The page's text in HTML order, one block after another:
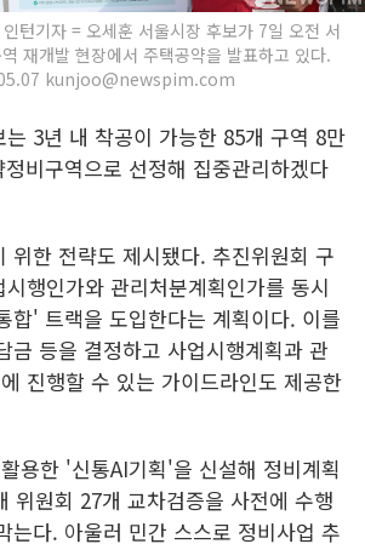
턴기자 = 오세훈 서울시장 후보가 7일 오전 서
재개발 현장에서 주택공약을 발표하고 있다.
kunjoo@newspim.com
3년 내 착공이 가능한 85개 구역 8만
비구역으로 선정해 집중관리하겠다
위한 전략도 제시됐다. 추진위원회 구
행인가와 관리처분계획인가를 동시
합' 트랙을 도입한다는 계획이다. 이를
금 등을 결정하고 사업시행계획과 관
진행할 수 있는 가이드라인도 제공한
용한 '신통AI기획'을 신설해 정비계획
위원회 27개 교차검증을 사전에 수행
는다. 아울러 민간 스스로 정비사업 추